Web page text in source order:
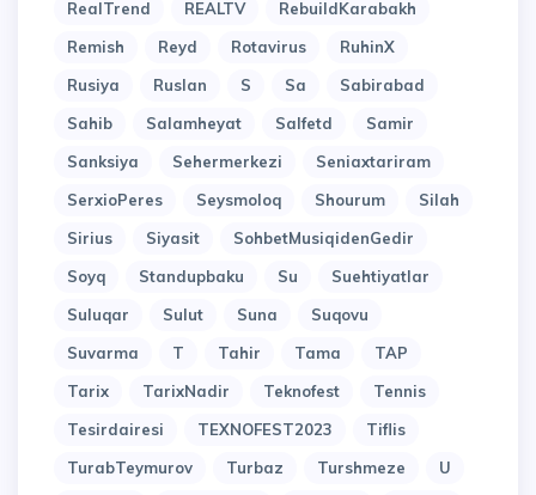
RealTrend REALTV
RebuildKarabakh
Remish
Reyd Rotavirus
RuhinX
Rusiya
Ruslan S Sa
Sabirabad
Sahib
Salamheyat Salfetd
Samir
Sanksiya
Sehermerkezi
Seniaxtariram
SerxioPeres
Seysmoloq Shourum
Silah
Sirius
Siyasit
SohbetMusiqidenGedir
Soyq
Standupbaku Su
Suehtiyatlar
Suluqar
Sulut Suna
Suqovu
Suvarma
T Tahir Tama
TAP
Tarix
TarixNadir Teknofest
Tennis
Tesirdairesi
TEXNOFEST2023
Tiflis
TurabTeymurov
Turbaz Turshmeze
U